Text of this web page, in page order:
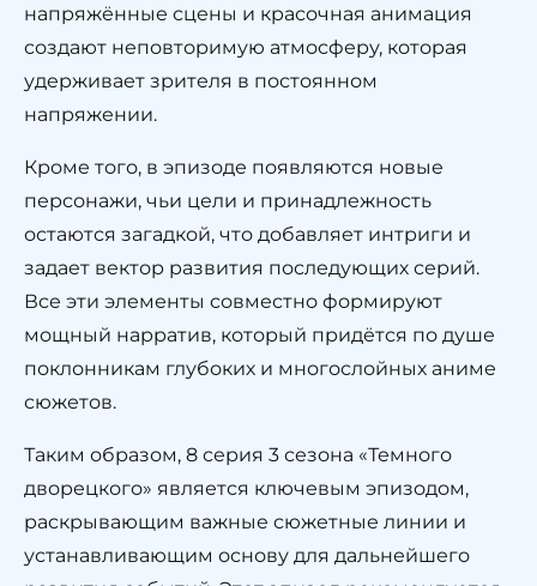
напряжённые сцены и красочная анимация
создают неповторимую атмосферу, которая
удерживает зрителя в постоянном
напряжении.
Кроме того, в эпизоде появляются новые
персонажи, чьи цели и принадлежность
остаются загадкой, что добавляет интриги и
задает вектор развития последующих серий.
Все эти элементы совместно формируют
мощный нарратив, который придётся по душе
поклонникам глубоких и многослойных аниме
сюжетов.
Таким образом, 8 серия 3 сезона «Темного
дворецкого» является ключевым эпизодом,
раскрывающим важные сюжетные линии и
устанавливающим основу для дальнейшего